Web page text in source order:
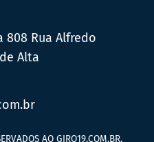
808 Rua Alfredo
Alta
AO GIRO19.COM.BR.